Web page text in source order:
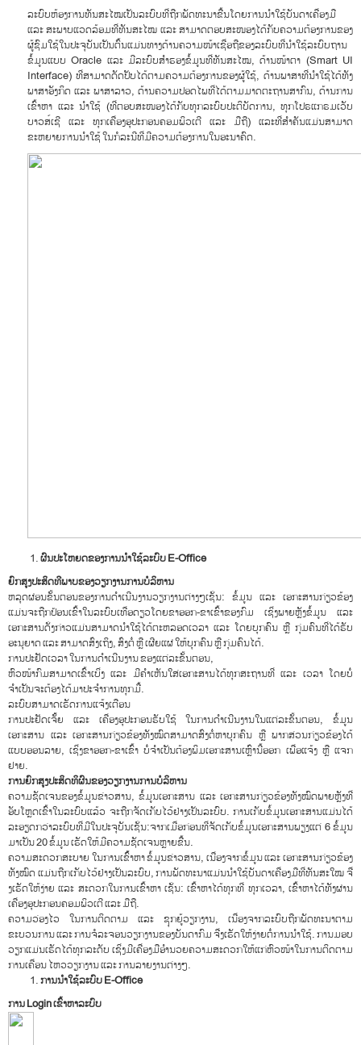
ລະບົບຫ້ອງການທັນສະໄໝເປັນລະບົບທີ່ຖືກພັດທະນາຂື້ນໂດຍການນຳໃຊ້ບັນດາເຄື່ອງມື
ແລະ ສະພາບແວດລ້ອມທີ່ທັນສະໄໝ ແລະ ສາມາດຕອບສະໜອງໄດ້ກັບຄວາມຕ້ອງການຂອງ
ຜູ້ຊົມໃຊ້ໃນປະຈຸບັນເປັນຕົ້ນແມ່ນທາງດ້ານຄວາມໜ້າເຊື່ອຖືຂອງລະບົບທີ່ນຳໃຊ້ລະບົບຖານ
ຂໍ້ມູນແບບ Oracle ແລະ ມີລະບົບສຳຮອງຂໍ້ມູນທີ່ທັນສະໄໝ, ດ້ານໜ້າຕາ (Smart UI
Interface) ທີ່ສາມາດດັດປັບໄດ້ຕາມຄວາມຕ້ອງການຂອງຜູ້ໃຊ້, ດ້ານພາສາທີ່ນຳໃຊ້ໄດ້ທັງ
ພາສາອັງກິດ ແລະ ພາສາລາວ, ດ້ານຄວາມປອດໄພທີ່ໄດ້ຕາມມາດຕະຖານສາກົນ, ດ້ານການ
ເຂົ້າຫາ ແລະ ນຳໃຊ້ (ທີ່ຕອບສະໜອງໄດ້ກັບທຸກລະບົບປະຕິບັດການ, ທຸກໂປຣແກຣມເວັບ
ບາວສ໌ເຊີ ແລະ ທຸກເຄື່ອງອຸປະກອນຄອມພິວເຕີ ແລະ ມືຖື) ແລະທີ່ສຳຄັນແມ່ນສາມາດ
ຂະຫຍາຍການນຳໃຊ້ ໃນກໍລະນີທີ່ມີຄວາມຕ້ອງການໃນອະນາຄົດ.
ຜົນປະໂຫຍດຂອງການນຳໃຊ້ລະບົບE-Office
ຍົກສູງປະສິດທີພາບຂອງວຽກງານການບໍລິຫານ
ຫລຸດຜ່ອນຂັ້ນຕອນຂອງການດໍາເນີນງານວຽກງານຕ່າງໆເຊັ່ນ: ຂໍ້ມູນ ແລະ ເອກະສານກ່ຽວຂ້ອງ
ແມ່ນຈະຖືກປ້ອນເຂົ້າໃນລະບົບເທື່ອດຽວໂດຍຂາອອກ-ຂາເຂົ້າຂອງກົມ ເຊິ່ງພາຍຫຼັງຂໍ້ມູນ ແລະ
ເອກະສານດັ່ງກ່າວແມ່ນສາມາດນຳໃຊ້ໄດ້ຕະຫລອດເວລາ ແລະ ໂດຍບຸກຄົນ ຫຼື ກຸ່ມຄົນທີ່ໄດ້ຮັບ
ອະນຸຍາດ ແລະ ສາມາດສົ່ງເຖິງ, ສົ່ງຕໍ່ ຫຼື ເຜີຍແຜ່ ໃຫ້ບຸກຄົນ ຫຼື ກຸ່ມຄົນໄດ້.
ການປະຢັດເວລາ ໃນການດໍາເນີນງານ ຂອງແຕ່ລະຂັ້ນຕອນ,
ຫົວໜ້າກົມສາມາດເຂົ້າເບິ່ງ ແລະ ມີຄຳເຫັນໃສ່ເອກະສານໄດ້ທຸກສະຖານທີ່ ແລະ ເວລາ ໂດຍບໍ່
ຈຳເປັນຈະຕ້ອງໄດ້ມາປະຈຳການທຸກມື້.
ລະບົບສາມາດເຮັດການແຈ້ງເຕືອນ
ການປະຢັດເຈັ້້ຍ ແລະ ເຄື່ອງອຸປະກອນຮັບໃຊ້ ໃນການດໍາເນີນງານໃນແຕ່ລະຂັ້ນຕອນ, ຂໍ້ມູນ
ເອກະສານ ແລະ ເອກະສານກ່ຽວຂ້ອງທັງໝົດສາມາດສົ່ງຕໍ່ຫາບຸກຄົນ ຫຼື ພາກສ່ວນກ່ຽວຂ້ອງໄດ້
ແບບອອນລາຍ, ເຊິ່ງຂາອອກ-ຂາເຂົ້າ ບໍ່ຈຳເປັນຕ້ອງພິມເອກະສານເຫຼົ່ານີ້ອອກ ເພື່ອແຈ້ງ ຫຼື ແຈກ
ຢາຍ.
ການຍົກສູງປະສິດທິຜົນຂອງວຽກງານການບໍລິຫານ
ຄວາມຊັດເຈນຂອງຂໍ້ມູນຂ່າວສານ, ຂໍ້ມູນເອກະສານ ແລະ ເອກະສານກ່ຽວຂ້ອງທັງໝົດພາຍຫຼັງທີ່
ອັບໂຫຼດເຂົ້າໃນລະບົບແລ້ວ ຈະຖືກຈັດເກັບໄວ້ຢ່າງເປັນລະບົບ. ການເກັບຂໍ້ມູນເອກະສານແມ່ນໄດ້
ລະອຽດກວ່າລະບົບທີ່ມີໃນປະຈຸບັນເຊັ່ນ:ຈາກເມື່ອກ່ອນທີ່ຈັດເກັບຂໍ້ມູນເອກະສານພຽງແຕ່ 6 ຂໍ້ມູນ
ມາເປັນ 20 ຂໍ້ມູນ ເຮັດໃຫ້ມີຄວາມຊັດເຈນຫຼາຍຂື້ນ.
ຄວາມສະດວກສະບາຍ ໃນການເຂົ້້າຫາ ຂໍ້ມູນຂ່າວສານ, ເນື່ອງຈາກຂໍ້ມູນ ແລະ ເອກະສານກ່ຽວຂ້ອງ
ທັງໝົດ ແມ່ນຖືກເກັບໄວ້ຢ່າງເປັນລະບົບ, ການພັດທະນາແມ່ນນຳໃຊ້ບັນດາເຄື່ອງມືທີ່ທັນສະໃໝ ຈື່
ງເຮັດໃຫ້ງ່າຍ ແລະ ສະດວກໃນການເຂົ້າຫາ ເຊັ່ນ: ເຂົ້າຫາໄດ້ທຸກທີ່ ທຸກເວລາ, ເຂົ້າຫາໄດ້ທັງຜ່ານ
ເຄື່ອງອຸປະກອນຄອມພິວເຕີ ແລະ ມືຖື.
ຄວາມວ່ອງໄວ ໃນການຕິດຕາມ ແລະ ຊຸກຍູ້ວຽກງານ, ເນື່ອງຈາກລະບົບຖືກພັດທະນາຕາມ
ຂະບວນການ ແລະ ການຈໍລະຈອນວຽກງານຂອງບັນດາກົມ ຈື່ງເຮັດໃຫ້ງ່າຍຕໍ່ການນຳໃຊ້. ການມອບ
ວຽກແມ່ນເຮັດໄດ້ທຸກລະດັບ ເຊິ່ງມີເຄື່ອງມືອຳນວຍຄວາມສະດວກໃຫ້ແກ່ຫົວໜ້າໃນການຕິດຕາມ
ການເຄື່ອນ ໄຫວວຽກງານ ແລະ ການລາຍງານຕ່າງໆ.
ການນຳໃຊ້ລະບົບE-Office
ການLogin ເຂົ້າຫາລະບົບ